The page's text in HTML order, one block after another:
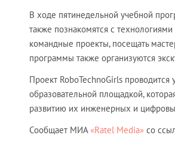
В ходе пятинедельной учебной
также познакомятся с
командные проекты, посещать
программы также организуются
Проект RoboTechnoGirls
образовательной площадкой,
развитию их инженерных и
Сообщает МИА«Ratel Media» со